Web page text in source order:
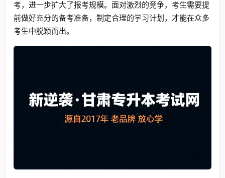
考，进一步扩大了报考规模。面对激烈的竞争，考生需要提
前做好充分的备考准备，制定合理的学习计划，才能在众多
考生中脱颖而出。